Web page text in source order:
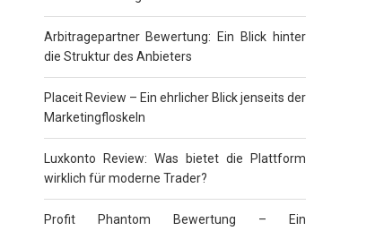
Arbitragepartner Bewertung: Ein Blick hinter
die Struktur des Anbieters
Placeit Review – Ein ehrlicher Blick jenseits der
Marketingfloskeln
Luxkonto Review: Was bietet die Plattform
wirklich für moderne Trader?
Profit Phantom Bewertung – Ein